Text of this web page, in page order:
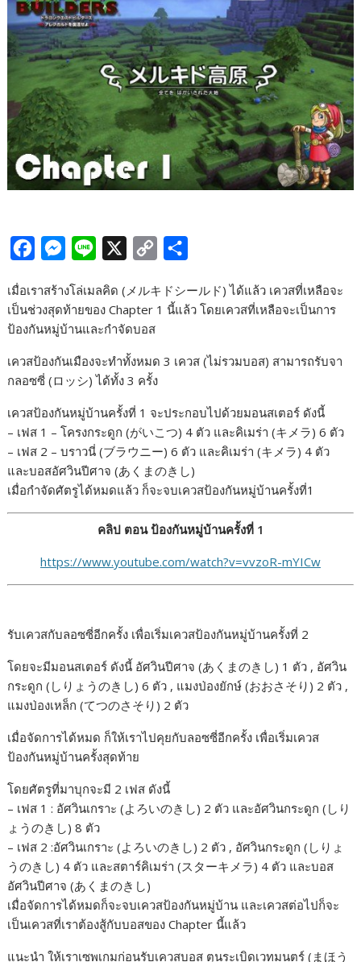
c
e
o
k
M
s
s
n
e
r
n
p
i
k
a
เมื่อเราสร้างโล่เมลคิด (メルキドシールド) ได้แล้ว เควสที่เหลือจะ
เป็นช่วงสุดท้ายของ Chapter 1 นี้แล้ว โดยเควสที่เหลือจะเป็นการ
ป้องกันหมู่บ้านและกำจัดบอส
เควสป้องกันเมืองจะทำทั้งหมด 3 เควส (ไม่รวมบอส) สามารถรับจา
กลอซซี่ (ロッシ) ได้ทั้ง 3 ครั้ง
เควสป้องกันหมู่บ้านครั้งที่ 1 จะประกอบไปด้วยมอนสเตอร์ ดังนี้
– เฟส 1 – โครงกระดูก (がいこつ) 4 ตัว และคิเมร่า (キメラ) 6 ตัว
– เฟส 2 – บราวนี่ (ブラウニー) 6 ตัว และคิเมร่า (キメラ) 4 ตัว
และบอสอัศวินปีศาจ (あくまのきし)
เมื่อกำจัดศัตรูได้หมดแล้ว ก็จะจบเควสป้องกันหมู่บ้านครั้งที่1
คลิป ตอน ป้องกันหมู่บ้านครั้งที่ 1
https://www.youtube.com/watch?v=vvzoR-mYICw
รับเควสกับลอซซี่อีกครั้ง เพื่อเริ่มเควสป้องกันหมู่บ้านครั้งที่ 2
โดยจะมีมอนสเตอร์ ดังนี้ อัศวินปีศาจ (あくまのきし) 1 ตัว ,​ อัศวิน
กระดูก (しりょうのきし) 6 ตัว , แมงป่องยักษ์ (おおさそり) 2 ตัว ,​
แมงป่องเหล็ก (てつのさそり) 2 ตัว
เมื่อจัดการได้หมด ก็ให้เราไปคุยกับลอซซี่อีกครั้ง เพื่อเริ่มเควส
ป้องกันหมู่บ้านครั้งสุดท้าย
โดยศัตรูที่มาบุกจะมี 2 เฟส ดังนี้
– เฟส 1 : อัศวินเกราะ (よろいのきし) 2 ตัว และอัศวินกระดูก (しり
ょうのきし) 8 ตัว
– เฟส 2 :อัศวินเกราะ (よろいのきし) 2 ตัว , อัศวินกระดูก (しりょ
うのきし) 4 ตัว และสตาร์คิเมร่า (スターキメラ) 4 ตัว และบอส
อัศวินปีศาจ (あくまのきし)
เมื่อจัดการได้หมดก็จะจบเควสป้องกันหมู่บ้าน และเควสต่อไปก็จะ
เป็นเควสที่เราต้องสู้กับบอสของ Chapter นี้แล้ว
แนะนำ ให้เราเซพเกมก่อนรับเควสบอส ตุนระเบิดเวทมนตร์ (まほう